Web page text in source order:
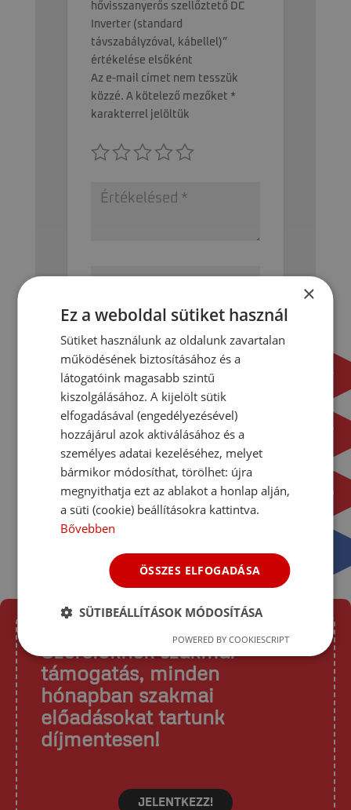
hővisszanyerős szellőztető DC
Inverter (standard
távszabályzóval, kábellel)”
értékelése elsőként
Az e-mail címet nem tesszük
közzé. A kötelező mezőket *
karakterrel jelöltük
A nevem, e-mail címem, és
weboldalcímem mentése a
böngészőben a következő
hozzászólásomhoz.
Szerelőknek szakmai
támogatás, minden
hónapban szakmai
előadásokat tartunk
díjmentesen!
JELENTKEZZ!
×
Ez a weboldal sütiket használ
Sütiket használunk az oldalunk zavartalan
működésének biztosításához és a
látogatóink magasabb szintű
kiszolgálásához. A kijelölt sütik
elfogadásával (engedélyezésével)
hozzájárul azok aktiválásához és a
személyes adatai kezeléséhez, melyet
bármikor módosíthat, törölhet: újra
megnyithatja ezt az ablakot a honlap alján,
a süti (cookie) beállításokra kattintva.
Bővebben
ÖSSZES ELFOGADÁSA
SÜTIBEÁLLÍTÁSOK MÓDOSÍTÁSA
POWERED BY COOKIESCRIPT